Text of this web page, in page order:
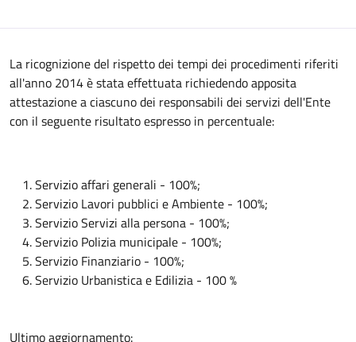
Descrizione
La ricognizione del rispetto dei tempi dei procedimenti riferiti
all'anno 2014 è stata effettuata richiedendo apposita
attestazione a ciascuno dei responsabili dei servizi dell'Ente
con il seguente risultato espresso in percentuale:
Servizio affari generali - 100%;
Servizio Lavori pubblici e Ambiente - 100%;
Servizio Servizi alla persona - 100%;
Servizio Polizia municipale - 100%;
Servizio Finanziario - 100%;
Servizio Urbanistica e Edilizia - 100 %
Ultimo aggiornamento: